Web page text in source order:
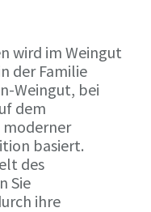
wird im Weingut
der Familie
Weingut, bei
dem
moderner
basiert.
des
Sie
ihre